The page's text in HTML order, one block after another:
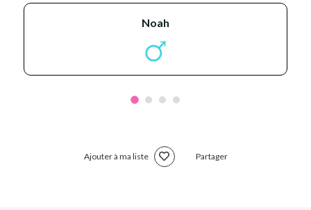
noah
Ajouter à ma liste Partager